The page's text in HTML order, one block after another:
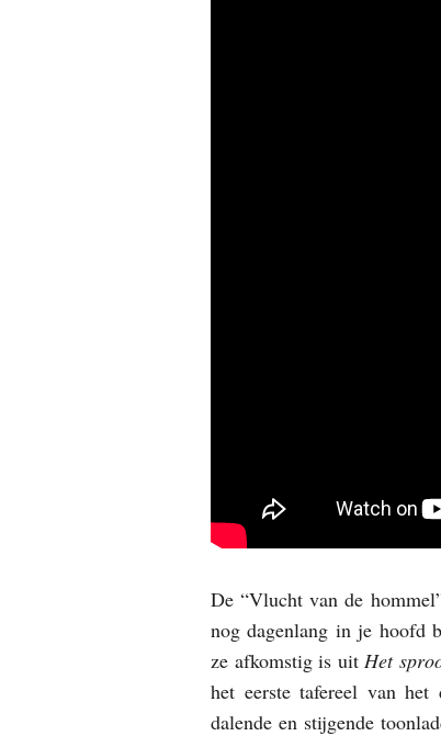
De “Vlucht van de
nog dagenlang in je hoofd
ze afkomstig is uitHet
het eerste tafereel van
dalende en stijgende